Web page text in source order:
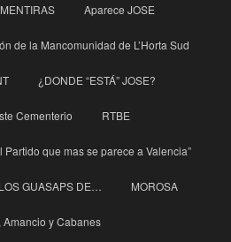
Aparece JOSE
de la Mancomunidad de L’Horta Sud
¿DONDE “ESTÁ” JOSE?
Cementerio RTBE
Partido que mas se parece a Valencia”
LOS GUASAPS DE… MOROSA
Amancio y Cabanes